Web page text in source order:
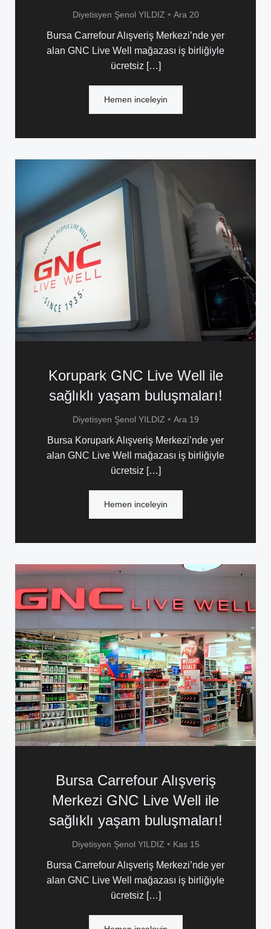
Diyetisyen Şenol YILDIZ • Ara 20
Bursa Carrefour Alışveriş Merkezi’nde yer
alan GNC Live Well mağazası iş birliğiyle
ücretsiz […]
Hemen inceleyin
Korupark GNC Live Well ile
sağlıklı yaşam buluşmaları!
Diyetisyen Şenol YILDIZ • Ara 19
Bursa Korupark Alışveriş Merkezi’nde yer
alan GNC Live Well mağazası iş birliğiyle
ücretsiz […]
Hemen inceleyin
Bursa Carrefour Alışveriş
Merkezi GNC Live Well ile
sağlıklı yaşam buluşmaları!
Diyetisyen Şenol YILDIZ • Kas 15
Bursa Carrefour Alışveriş Merkezi’nde yer
alan GNC Live Well mağazası iş birliğiyle
ücretsiz […]